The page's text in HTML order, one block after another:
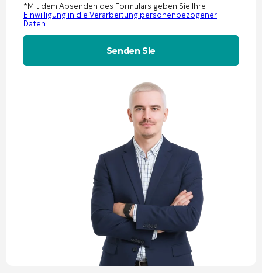
*Mit dem Absenden des Formulars geben Sie Ihre
Einwilligung in die Verarbeitung personenbezogener
Daten